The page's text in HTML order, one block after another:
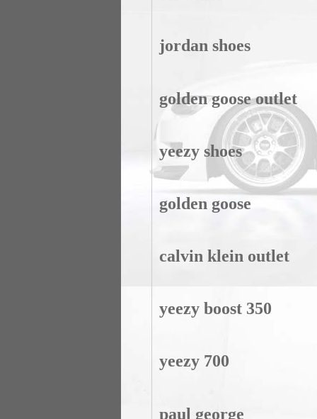
jordan shoes
golden goose outlet
yeezy shoes
golden goose
calvin klein outlet
yeezy boost 350
yeezy 700
paul george